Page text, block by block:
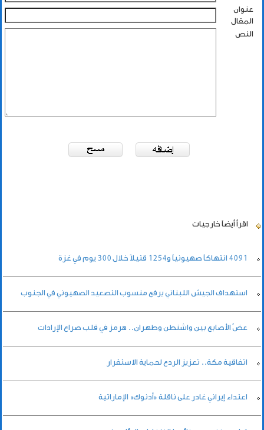
عنوان
المقال
النص
اقرأ أيضاً خارجيات
4091 انتهاكاً صهيونياً و1254 قتيلاً خلال 300 يوم في غزة
استهداف الجيش اللبناني يرفع منسوب التصعيد الصهيوني في الجنوب
عضّ الأصابع بين واشنطن وطهران.. هرمز في قلب صراع الإرادات
اتفاقية مكة.. تعزيز الردع لحماية الاستقرار
اعتداء إيراني غادر على ناقلة «أدنوك» الإماراتية